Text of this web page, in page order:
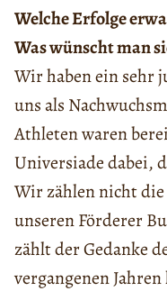
Welche Erfolge
Was wünscht man
Wir haben ein sehr
uns als
Athleten waren
Universiade dabei,
Wir zählen nicht
unseren Förderer
zählt der Gedanke
vergangenen